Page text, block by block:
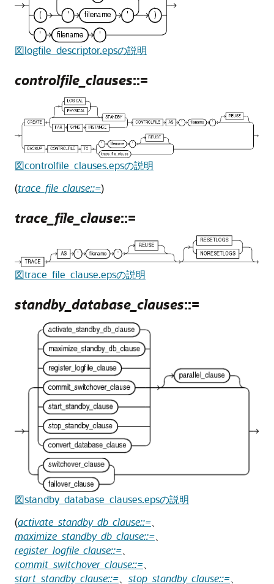
図logfile_descriptor.epsの説明
controlfile_clauses::=
図controlfile_clauses.epsの説明
(trace_file_clause::=)
trace_file_clause::=
図trace_file_clause.epsの説明
standby_database_clauses::=
図standby_database_clauses.epsの説明
(activate_standby_db_clause::=
maximize_standby_db_clause::=
register_logfile_clause::=
commit_switchover_clause::=
start_standby_clause::=
stop_standby_clause::=